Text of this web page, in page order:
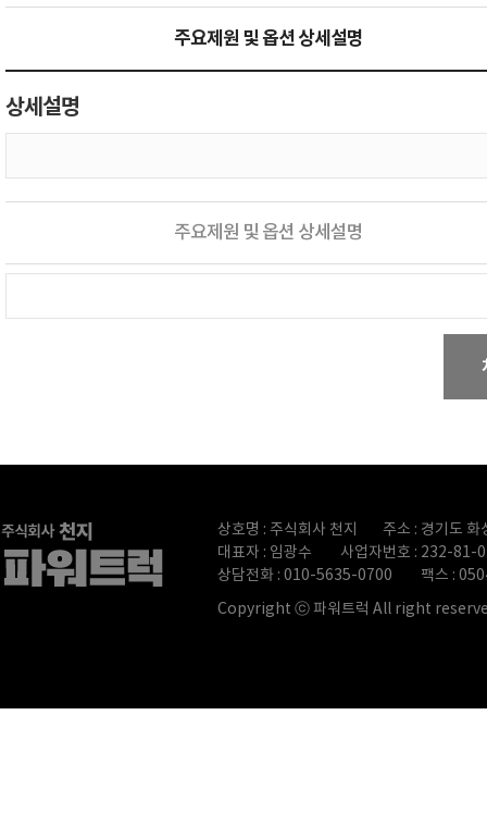
주요제원 및 옵션 상세설명
상세설명
주요제원 및 옵션 상세설명
상호명 : 주식회사 천지
주소 : 경기도
대표자 : 임광수
사업자번호 : 232-81-
상담전화 : 010-5635-0700
팩스 :
Copyright ⓒ 파워트럭 All right